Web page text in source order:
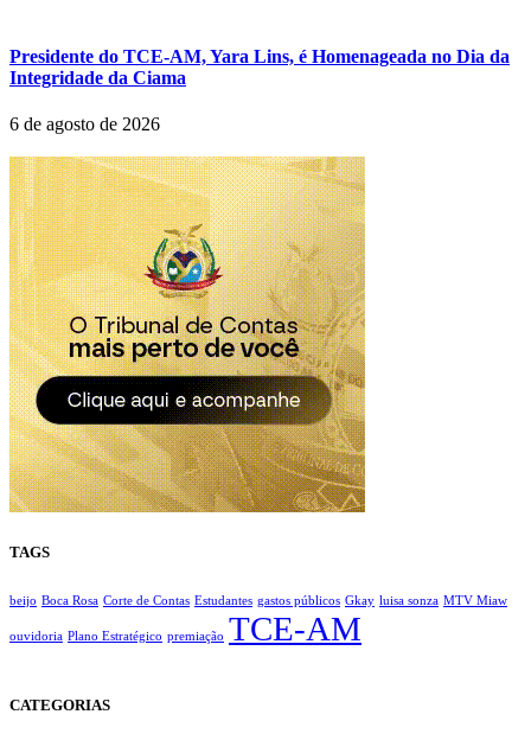
Presidente do TCE-AM, Yara Lins, é Homenageada no Dia da
Integridade da Ciama
6 de agosto de 2026
TAGS
beijo Boca Rosa Corte de Contas Estudantes gastos públicos Gkay luisa sonza MTV Miaw
ouvidoria Plano Estratégico premiação TCE-AM
CATEGORIAS